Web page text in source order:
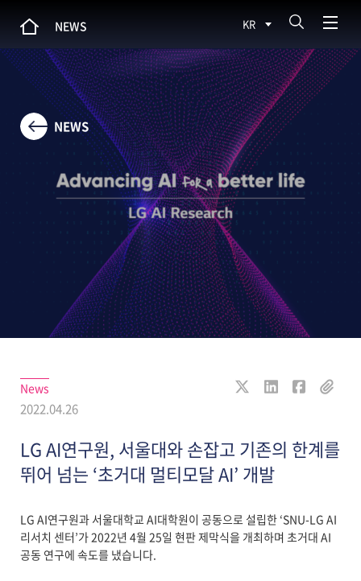
NEWS KR
NEWS
News
2022.04.26
LG AI연구원, 서울대와 손잡고 기존의 한계를
뛰어 넘는 ‘초거대 멀티모달 AI’ 개발
LG AI연구원과 서울대학교 AI대학원이 공동으로 설립한 ‘SNU-LG AI
리서치 센터’가 2022년 4월 25일 현판 제막식을 개최하며 초거대 AI
공동 연구에 속도를 냈습니다.